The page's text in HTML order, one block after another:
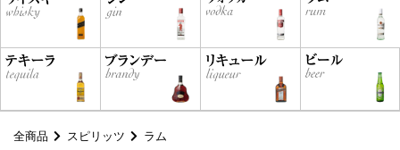
全商品 スピリッツ ラム